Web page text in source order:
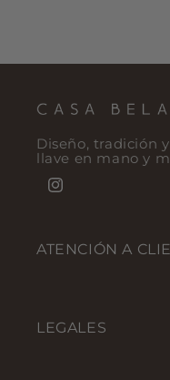
Diseño, tradición
llave en mano y
Instagram
ATENCIÓN A
LEGALES